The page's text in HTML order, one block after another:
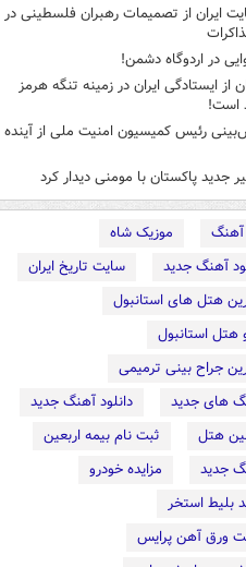
ایران از تصمیمات رهبران فلسطینی در
در اردوگاه دشمن!
از ایستادگی ایران در زمینه تنگه هرمز
است!
رئیس کمیسیون امنیت ملی از آینده
جدید پاکستان با مومنی دیدار کرد
موزیک شاه
آهنگ جدید
سایت تاریخ ایران
هتل های استانبول
هتل استانبول
جراح بینی ترمیمی
های جدید
دانلود آهنگ جدید
هتل
ثبت نام بیمه اربعین
جدید
مزایده خودرو
بلیط استخر
ورق آهن پرایس